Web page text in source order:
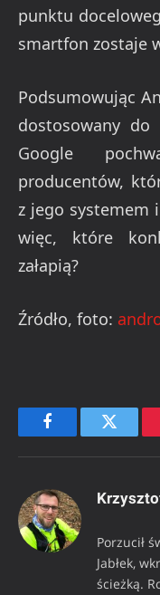
punktu
smartfon zostaje
Podsumowując
dostosowany do
Google
producentów,
z jego systemem
więc, które
załapią?
Źródło, foto:
FacebookTwitter
Porzucił
Jabłek,
ścieżką.